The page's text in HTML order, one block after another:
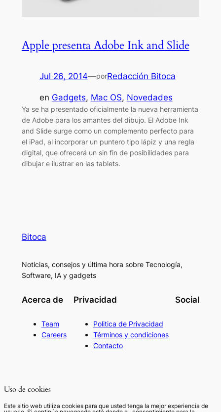
Apple presenta Adobe Ink and Slide
Jul 26, 2014—porRedacción Bitoca
en Gadgets, Mac OS, Novedades
Ya se ha presentado oficialmente la nueva herramienta
de Adobe para los amantes del dibujo. El Adobe Ink
and Slide surge como un complemento perfecto para
el iPad, al incorporar un puntero tipo lápiz y una regla
digital, que ofrecerá un sin fin de posibilidades para
dibujar e ilustrar en las tablets.
Bitoca
Noticias, consejos y última hora sobre Tecnología,
Software, IA y gadgets
Acerca de
Team
Careers
Privacidad
Politica de Privacidad
Términos y condiciones
Contacto
Social
Uso de cookies
Este sitio web utiliza cookies para que usted tenga la mejor experiencia de